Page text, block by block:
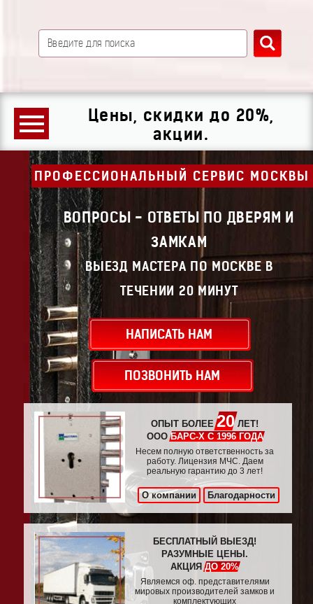
Цены, скидки до 20%,
акции.
ПРОФЕССИОНАЛЬНЫЙ СЕРВИС МОСКВЫ
ВОПРОСЫ - ОТВЕТЫ ПО ДВЕРЯМ И
ЗАМКАМ
ВЫЕЗД МАСТЕРА ПО МОСКВЕ В
ТЕЧЕНИИ 20 МИНУТ
НАПИСАТЬ НАМ
ПОЗВОНИТЬ НАМ
ОПЫТ БОЛЕЕ20ЛЕТ!
ОООБАРС-Х С 1996 ГОДА
Несем полную ответственность за
работу. Лицензия МЧС. Даем
реальную гарантию до 3 лет!
О компании Благодарности
БЕСПЛАТНЫЙ ВЫЕЗД!
РАЗУМНЫЕ ЦЕНЫ.
АКЦИЯДО 20%
Являемся оф. представителями
мировых производителей замков и
комплектующих